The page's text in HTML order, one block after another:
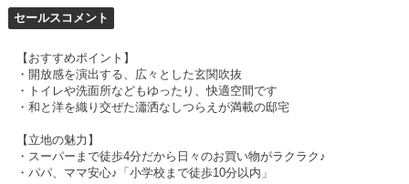
セールスコメント
【おすすめポイント】
・開放感を演出する、広々とした玄関吹抜
・トイレや洗面所などもゆったり、快適空間です
・和と洋を織り交ぜた瀟洒なしつらえが満載の邸宅
【立地の魅力】
・スーパーまで徒歩4分だから日々のお買い物がラクラク♪
・パパ、ママ安心♪「小学校まで徒歩10分以内」